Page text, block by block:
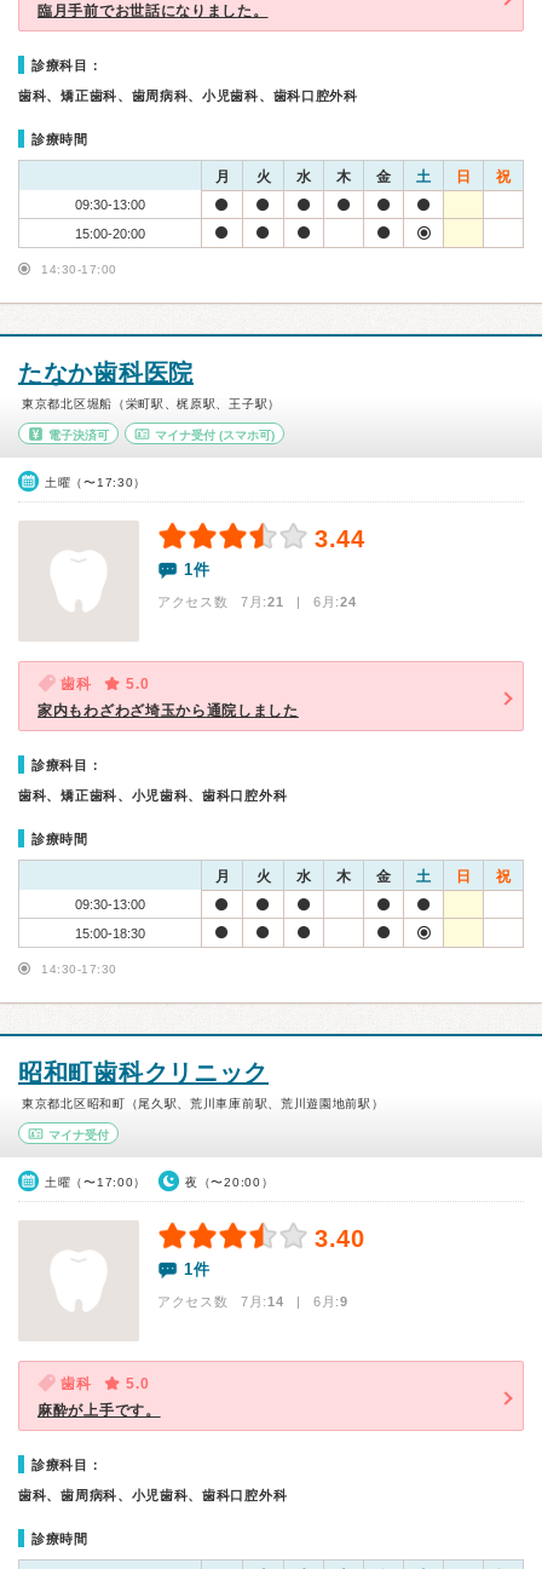
臨月手前でお世話になりました。
診療科目：
歯科、矯正歯科、歯周病科、小児歯科、歯科口腔外科
診療時間
月 火 水 木 金 土 日 祝
09:30-13:00
15:00-20:00
14:30-17:00
たなか歯科医院
東京都北区堀船（栄町駅、梶原駅、王子駅）
電子決済可 マイナ受付(スマホ可)
土曜（〜17:30）
3.44
1件
アクセス数 7月:21 | 6月:24
歯科
5.0
家内もわざわざ埼玉から通院しました
診療科目：
歯科、矯正歯科、小児歯科、歯科口腔外科
診療時間
月 火 水 木 金 土 日 祝
09:30-13:00
15:00-18:30
14:30-17:30
昭和町歯科クリニック
東京都北区昭和町（尾久駅、荒川車庫前駅、荒川遊園地前駅）
マイナ受付
土曜（〜17:00） 夜（〜20:00）
3.40
1件
アクセス数 7月:14 | 6月:9
歯科
5.0
麻酔が上手です。
診療科目：
歯科、歯周病科、小児歯科、歯科口腔外科
診療時間